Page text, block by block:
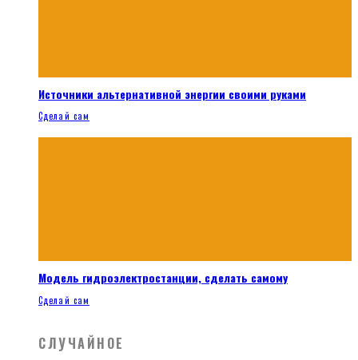
Источники альтернативной энергии своими руками
Сделай сам
Модель гидроэлектростанции, сделать самому
Сделай сам
СЛУЧАЙНОЕ